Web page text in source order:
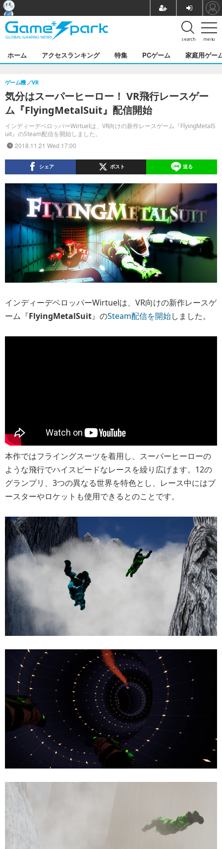
menu
search
ホーム アクセスランキング 特集 PCゲーム 家庭用ゲー
気分はスーパーヒーロー！ VR飛行レースゲー
ム『FlyingMetalSuit』配信開始
インディーデベロッパーWirtuelは、VR向けの新作レースゲーム『FlyingMetalS
uit』のSteam配信を開始しました。
ゲーム機 VR
2018.11.21 Wed 17:00
シェア ポスト 送る
インディーデベロッパーWirtuelは、VR向けの新作レースゲ
ーム『FlyingMetalSuit』のSteam配信を開始しました。
本作ではフライングスーツを着用し、スーパーヒーローの
ような飛行でハイスピードなレースを繰り広げます。12の
グランプリ、3つの異なる世界を特色とし、レース中にはブ
ースターやロケットも使用できるとのことです。